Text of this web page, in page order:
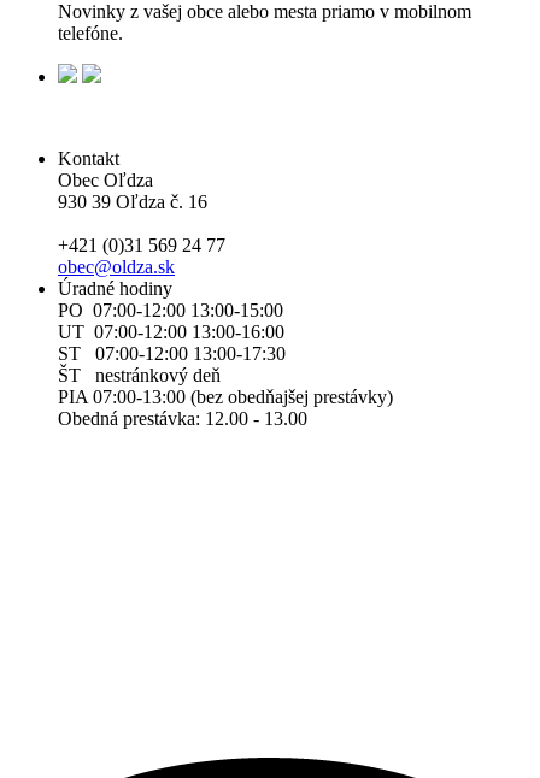
Novinky z vašej obce alebo mesta priamo v mobilnom
telefóne.
Kontakt
Obec Oľdza
930 39 Oľdza č. 16
+421 (0)31 569 24 77
obec@oldza.sk
Úradné hodiny
PO 07:00-12:00 13:00-15:00
UT 07:00-12:00 13:00-16:00
ST 07:00-12:00 13:00-17:30
ŠT nestránkový deň
PIA 07:00-13:00 (bez obedňajšej prestávky)
Obedná prestávka: 12.00 - 13.00